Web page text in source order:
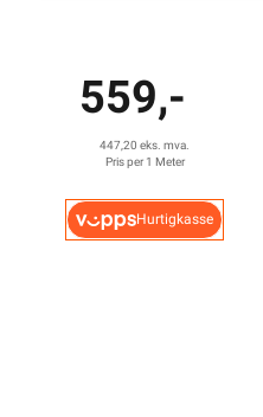
559,-
447,20 eks. mva.
Pris per 1 Meter
Hurtigkasse